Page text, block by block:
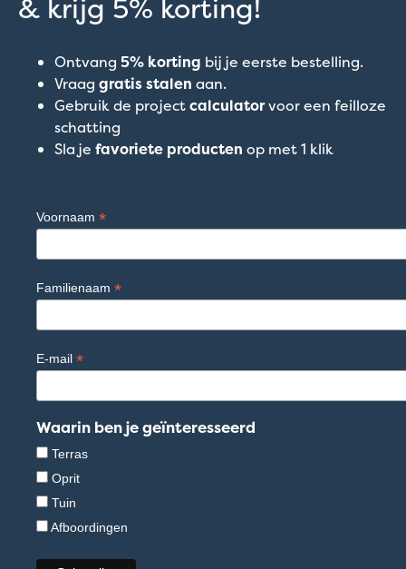
& krijg 5% korting!
Ontvang 5% korting bij je eerste bestelling.
Vraag gratis stalen aan.
Gebruik de projectcalculatorvoor een feilloze
schatting
Sla je favoriete producten op met 1 klik
Voornaam *
Familienaam *
E-mail *
Waarin ben je geïnteresseerd
Terras
Oprit
Tuin
Afboordingen